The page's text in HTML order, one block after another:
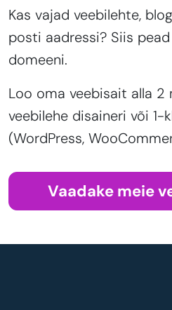
Kas vajad veebilehte,
posti aadressi? Siis
domeeni.
Loo oma veebisait alla 2
veebilehe disaineri või 1-
(WordPress,
Vaadake meie